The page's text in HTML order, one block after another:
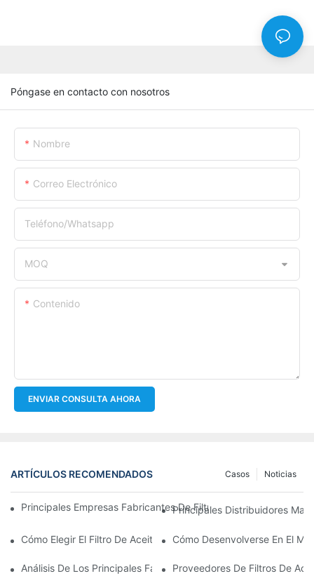
Póngase en contacto con nosotros
Nombre
Correo Electrónico
Teléfono/whatsapp
MOQ
Contenido
ENVIAR CONSULTA AHORA
ARTÍCULOS RECOMENDADOS Noticias
Casos
Principales Empresas Fabricantes De Filtros De Aceite: Una
Principales Distribuidores
Cómo Elegir El Filtro De Aceite Adecuado Para Su Modelo De
Cómo Desenvolverse En El
Análisis De Los Principales Fabricantes De Filtros De Aceite Y
Proveedores De Filtros De